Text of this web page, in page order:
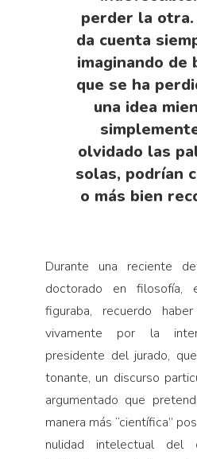
perder la otra.
da cuenta
imaginando de
que se ha
una idea
olvidado las
solas, podrían
o más bien
Durante una reciente
doctorado en filosofía,
figuraba, recuerdo
vivamente por la
presidente del jurado,
tonante, un discurso
argumentado que
manera más “científica”
nulidad intelectual del